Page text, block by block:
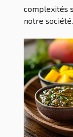
complexités
notre